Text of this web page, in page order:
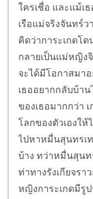
ใครเชื่อ และแม้เ
เรือแม่จริงจันทร์
คิดว่าการะเกดโ
กลายเป็นแม่หญิง
จะได้มีโอกาสมา
เธออยากกลับบ้าน
ของเธอมากกว่า
โลกของตัวเองให้
ไปหาหมื่นสุนทรเท
บ้าง ทว่าหมื่นสุนท
ท่าทางรังเกียจรา
หญิงการะเกดมีรู